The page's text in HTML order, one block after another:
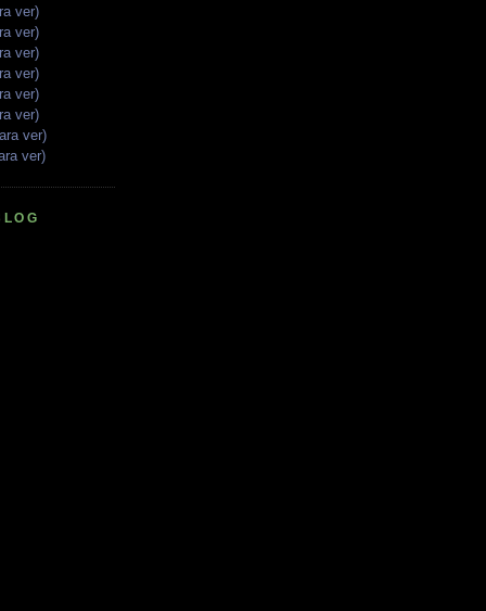
ver)
ver)
ver)
ver)
ver)
ver)
ver)
ver)